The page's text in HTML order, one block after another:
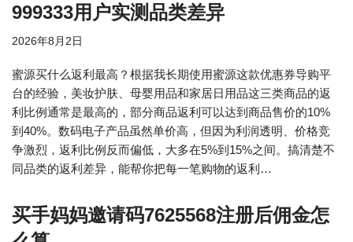
999333用户实测品类差异
2026年8月2日
蜜源买什么返利最高？根据我长期使用蜜源这款优惠券导购平
台的经验，美妆护肤、母婴用品和家居日用品这三类商品的返
利比例通常是最高的，部分商品返利可以达到商品售价的10%
到40%。数码电子产品虽然单价高，但因为利润透明、价格竞
争激烈，返利比例反而偏低，大多在5%到15%之间。搞清楚不
同品类的返利差异，能帮你把每一笔购物的返利…
买手妈妈邀请码7625568注册后佣金怎